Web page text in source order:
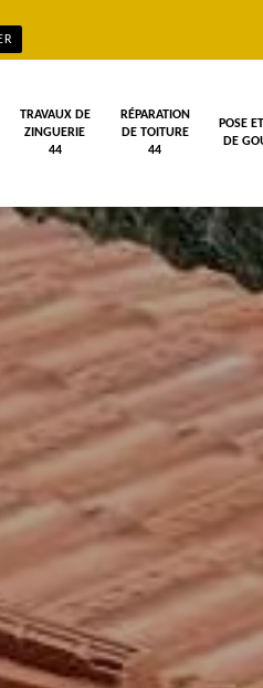
TRAVAUX DE
ZINGUERIE
44
RÉPARATION
DE TOITURE
44
POSE
DE